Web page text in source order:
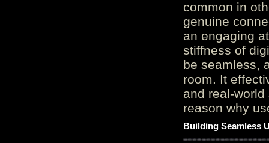
common in
genuine
an engaging
stiffness of
be seamless,
room. It
and real-
reason why
Building Seamless